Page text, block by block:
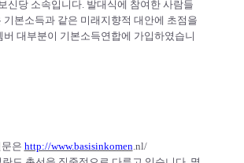
신당 소속입니다. 발대식에 참여한 사람들
본소득과 같은 미래지향적 대안에 초점을
대부분이 기본소득연합에 가입하였습니
은 http://www.basisinkomen.nl/